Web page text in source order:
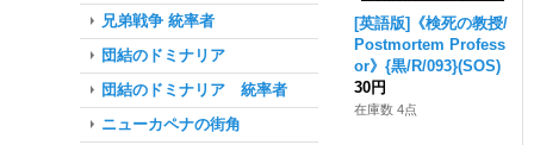
兄弟戦争 統率者
団結のドミナリア
団結のドミナリア 統率者
ニューカペナの街角
[英語版]《検死の教授/
Postmortem Profess
or》{黒/R/093}(SOS)
30円
在庫数 4点